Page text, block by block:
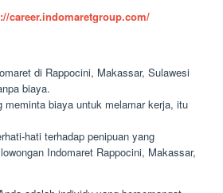
career.indomaretgroup.com/
di Rappocini, Makassar, Sulawesi
biaya.
meminta biaya untuk melamar kerja, itu
hati terhadap penipuan yang
Indomaret Rappocini, Makassar,